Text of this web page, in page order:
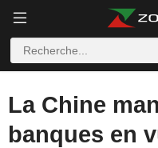
La Chine
banques en